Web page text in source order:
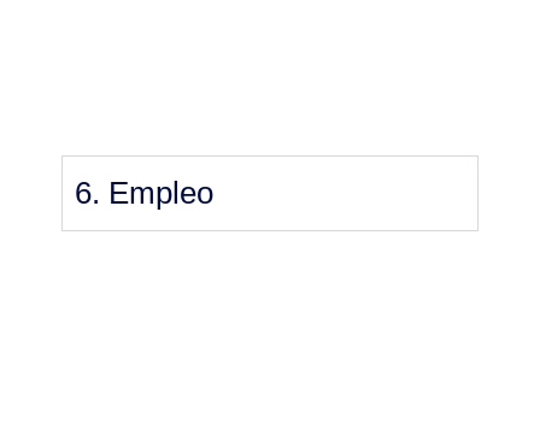
6. Empleo